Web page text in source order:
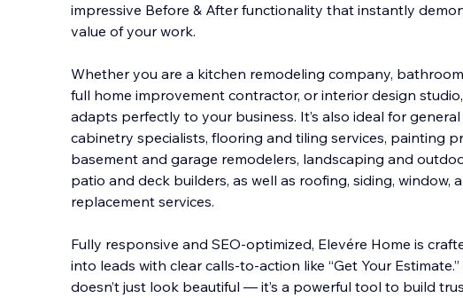
impressive Before & After functionality that instantly
value of your work.
Whether you are a kitchen remodeling company,
full home improvement contractor, or interior design
adapts perfectly to your business. It’s also ideal for
cabinetry specialists, flooring and tiling services, painting
basement and garage remodelers, landscaping and
patio and deck builders, as well as roofing, siding, window,
replacement services.
Fully responsive and SEO-optimized, Elevére Home is
into leads with clear calls-to-action like “Get Your
doesn’t just look beautiful — it’s a powerful tool to build